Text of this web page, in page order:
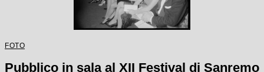
FOTO
Pubblico in sala al XII Festival di Sanremo